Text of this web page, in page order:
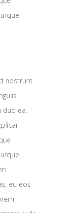
nostrum
duo ea.
eu eos